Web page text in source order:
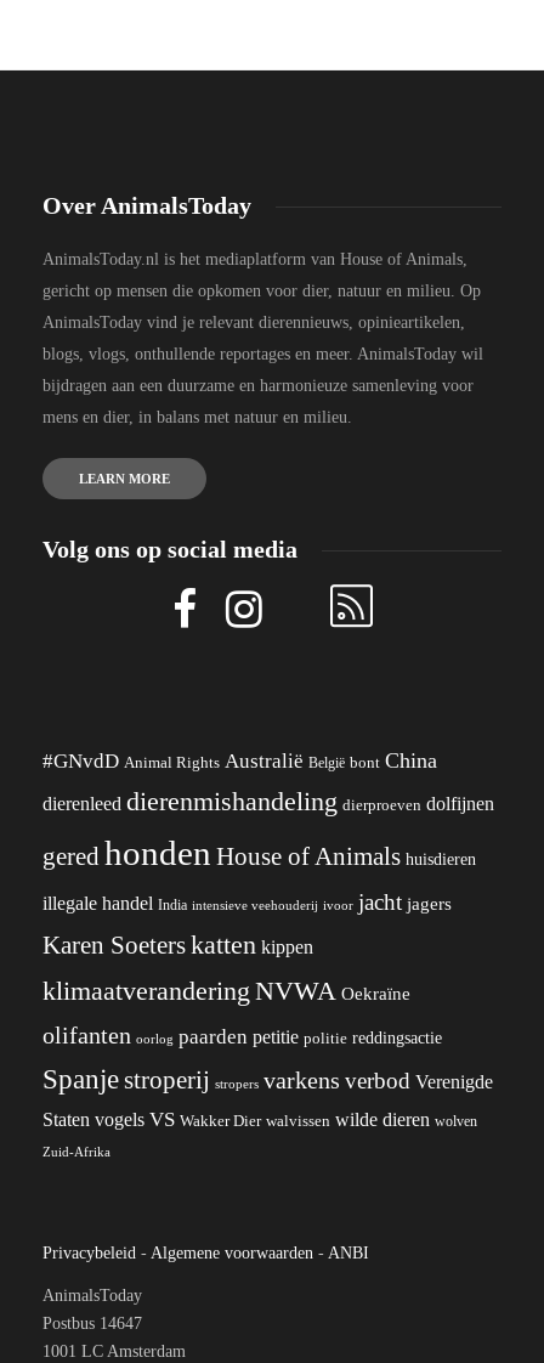
Over AnimalsToday
AnimalsToday.nl is het mediaplatform van House of Animals,
gericht op mensen die opkomen voor dier, natuur en milieu. Op
AnimalsToday vind je relevant dierennieuws, opinieartikelen,
blogs, vlogs, onthullende reportages en meer. AnimalsToday wil
bijdragen aan een duurzame en harmonieuze samenleving voor
mens en dier, in balans met natuur en milieu.
LEARN MORE
Volg ons op social media
#GNvdD Animal Rights Australië België bont China
dierenleed dierenmishandeling dierproeven dolfijnen
geredhonden House of Animals huisdieren
illegale handel India intensieve veehouderij ivoor jacht jagers
Karen Soeterskatten kippen
klimaatverandering NVWA Oekraïne
olifanten oorlog paarden petitie politie reddingsactie
Spanjestroperij stropers varkens verbod Verenigde
Staten vogels VS Wakker Dier walvissen wilde dieren wolven
Zuid-Afrika
Privacybeleid - Algemene voorwaarden - ANBI
AnimalsToday
Postbus 14647
1001 LC Amsterdam